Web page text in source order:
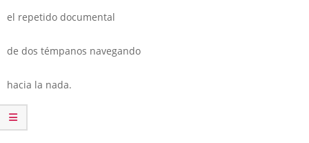
el repetido documental
de dos témpanos navegando
hacia la nada.
.